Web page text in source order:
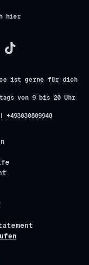
hier
ist gerne für dich
von 9 bis 20 Uhr